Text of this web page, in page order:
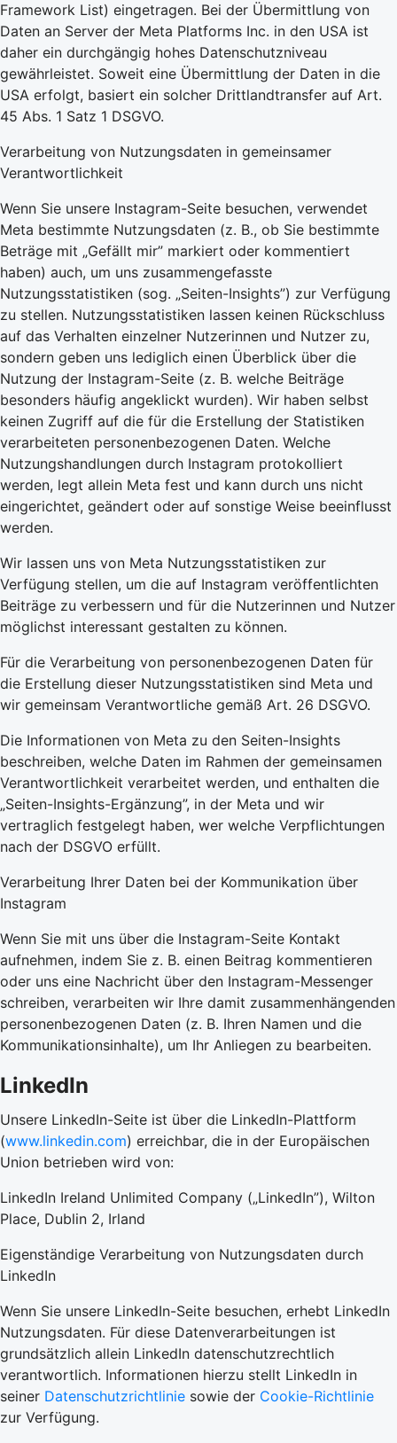
Framework List) eingetragen. Bei der Übermittlung von
Daten an Server der Meta Platforms Inc. in den USA ist
daher ein durchgängig hohes Datenschutzniveau
gewährleistet. Soweit eine Übermittlung der Daten in die
USA erfolgt, basiert ein solcher Drittlandtransfer auf Art.
45 Abs. 1 Satz 1 DSGVO.
Verarbeitung von Nutzungsdaten in gemeinsamer
Verantwortlichkeit
Wenn Sie unsere Instagram-Seite besuchen, verwendet
Meta bestimmte Nutzungsdaten (z. B., ob Sie bestimmte
Beträge mit „Gefällt mir” markiert oder kommentiert
haben) auch, um uns zusammengefasste
Nutzungsstatistiken (sog. „Seiten-Insights”) zur Verfügung
zu stellen. Nutzungsstatistiken lassen keinen Rückschluss
auf das Verhalten einzelner Nutzerinnen und Nutzer zu,
sondern geben uns lediglich einen Überblick über die
Nutzung der Instagram-Seite (z. B. welche Beiträge
besonders häufig angeklickt wurden). Wir haben selbst
keinen Zugriff auf die für die Erstellung der Statistiken
verarbeiteten personenbezogenen Daten. Welche
Nutzungshandlungen durch Instagram protokolliert
werden, legt allein Meta fest und kann durch uns nicht
eingerichtet, geändert oder auf sonstige Weise beeinflusst
werden.
Wir lassen uns von Meta Nutzungsstatistiken zur
Verfügung stellen, um die auf Instagram veröffentlichten
Beiträge zu verbessern und für die Nutzerinnen und Nutzer
möglichst interessant gestalten zu können.
Für die Verarbeitung von personenbezogenen Daten für
die Erstellung dieser Nutzungsstatistiken sind Meta und
wir gemeinsam Verantwortliche gemäß Art. 26 DSGVO.
Die Informationen von Meta zu den Seiten-Insights
beschreiben, welche Daten im Rahmen der gemeinsamen
Verantwortlichkeit verarbeitet werden, und enthalten die
„Seiten-Insights-Ergänzung”, in der Meta und wir
vertraglich festgelegt haben, wer welche Verpflichtungen
nach der DSGVO erfüllt.
Verarbeitung Ihrer Daten bei der Kommunikation über
Instagram
Wenn Sie mit uns über die Instagram-Seite Kontakt
aufnehmen, indem Sie z. B. einen Beitrag kommentieren
oder uns eine Nachricht über den Instagram-Messenger
schreiben, verarbeiten wir Ihre damit zusammenhängenden
personenbezogenen Daten (z. B. Ihren Namen und die
Kommunikationsinhalte), um Ihr Anliegen zu bearbeiten.
LinkedIn
Unsere LinkedIn-Seite ist über die LinkedIn-Plattform
(www.linkedin.com) erreichbar, die in der Europäischen
Union betrieben wird von:
LinkedIn Ireland Unlimited Company („LinkedIn”), Wilton
Place, Dublin 2, Irland
Eigenständige Verarbeitung von Nutzungsdaten durch
LinkedIn
Wenn Sie unsere LinkedIn-Seite besuchen, erhebt LinkedIn
Nutzungsdaten. Für diese Datenverarbeitungen ist
grundsätzlich allein LinkedIn datenschutzrechtlich
verantwortlich. Informationen hierzu stellt LinkedIn in
seiner Datenschutzrichtlinie sowie der Cookie-Richtlinie
zur Verfügung.